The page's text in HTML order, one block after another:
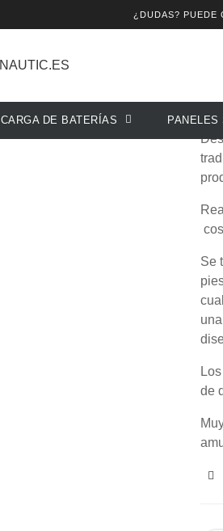
¿DUDAS? PUEDE
CARGA DE BATERÍAS PANELES
Se
Los
de